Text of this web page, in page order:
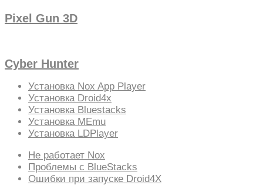
Pixel Gun 3D
Cyber Hunter
Установка Nox App Player
Установка Droid4x
Установка Bluestacks
Установка MEmu
Установка LDPlayer
Не работает Nox
Проблемы с BlueStacks
Ошибки при запуске Droid4X